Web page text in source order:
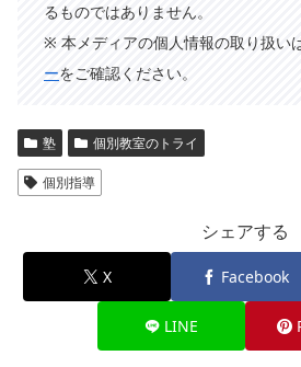
るものではありません。
※ 本メディアの個人情報の取り扱い
ーをご確認ください。
塾 個別教室のトライ
個別指導
シェアする
X Facebook
LINE